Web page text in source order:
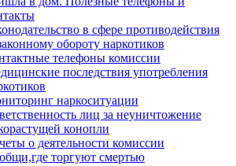
в сфере противодействия
обороту наркотиков
телефоны комиссии
последствия употребления
наркоситуации
лиц за неуничтожение
конопли
о деятельности комиссии
торгуют смертью